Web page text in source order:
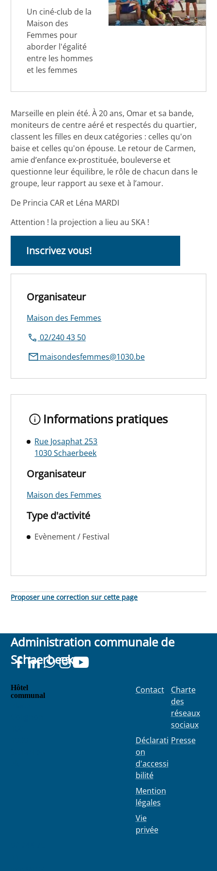
Un ciné-club de la
Maison des
Femmes pour
aborder l'égalité
entre les hommes
et les femmes
Marseille en plein été. À 20 ans, Omar et sa bande,
moniteurs de centre aéré et respectés du quartier,
classent les filles en deux catégories : celles qu'on
baise et celles qu'on épouse. Le retour de Carmen,
amie d’enfance ex-prostituée, bouleverse et
questionne leur équilibre, le rôle de chacun dans le
groupe, leur rapport au sexe et à l’amour.
De Princia CAR et Léna MARDI
Attention ! la projection a lieu au SKA !
Inscrivez vous!
Organisateur
Maison des Femmes
02/240 43 50
maisondesfemmes@1030.be
Informations pratiques
Rue Josaphat 253
1030 Schaerbeek
Organisateur
Maison des Femmes
Type d'activité
Evènement / Festival
Proposer une correction sur cette page
Administration communale de
Schaerbeek
Hôtel
communal
Contact
Déclarati
on
d'accessi
bilité
Mention
légales
Vie
privée
Charte
des
réseaux
sociaux
Presse